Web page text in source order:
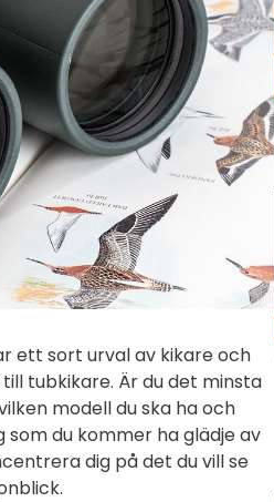
ett sort urval av kikare och
tubkikare. Är du det minsta
modell du ska ha och
som du kommer ha glädje av
dig på det du vill se